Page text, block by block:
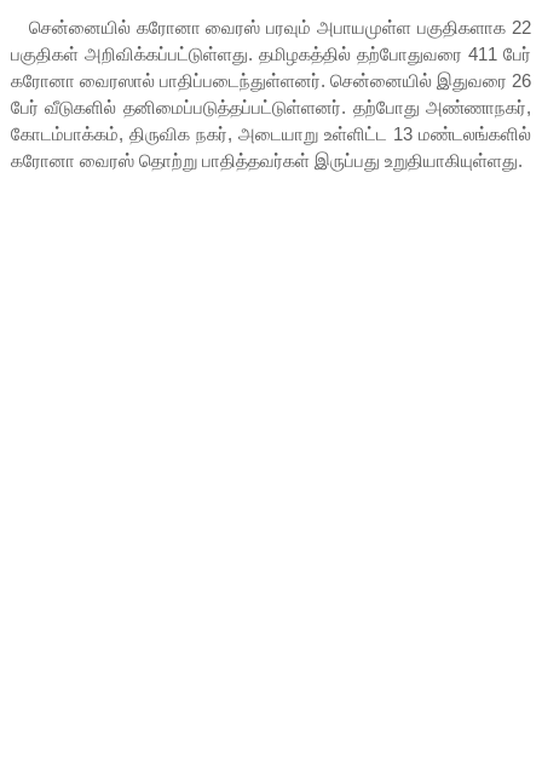
சென்னையில் கரோனா வைரஸ் பரவும் அபாயமுள்ள பகுதிகளாக 22
பகுதிகள் அறிவிக்கப்பட்டுள்ளது. தமிழகத்தில் தற்போதுவரை 411 பேர்
கரோனா வைரஸால் பாதிப்படைந்துள்ளனர். சென்னையில் இதுவரை 26
பேர் வீடுகளில் தனிமைப்படுத்தப்பட்டுள்ளனர். தற்போது அண்ணாநகர்,
கோடம்பாக்கம், திருவிக நகர், அடையாறு உள்ளிட்ட 13 மண்டலங்களில்
கரோனா வைரஸ் தொற்று பாதித்தவர்கள் இருப்பது உறுதியாகியுள்ளது.